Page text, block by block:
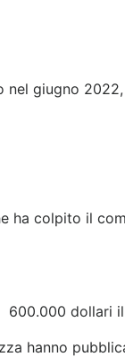
nel giugno
ha colpito il
600.000 dollari
hanno